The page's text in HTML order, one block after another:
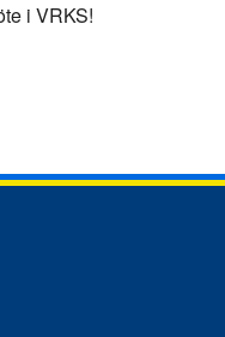
i VRKS!